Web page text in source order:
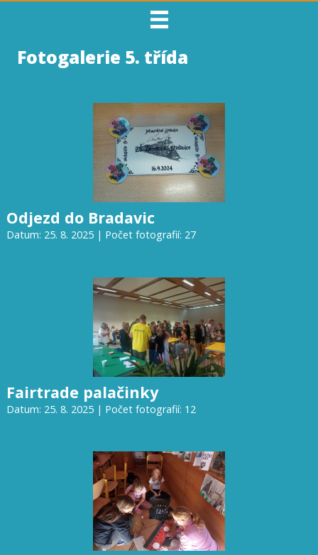
Fotogalerie 5. třída
Odjezd do Bradavic
Datum: 25. 8. 2025 | Počet fotografií: 27
Fairtrade palačinky
Datum: 25. 8. 2025 | Počet fotografií: 12